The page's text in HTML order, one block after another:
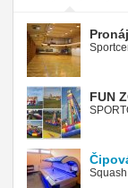
FUN